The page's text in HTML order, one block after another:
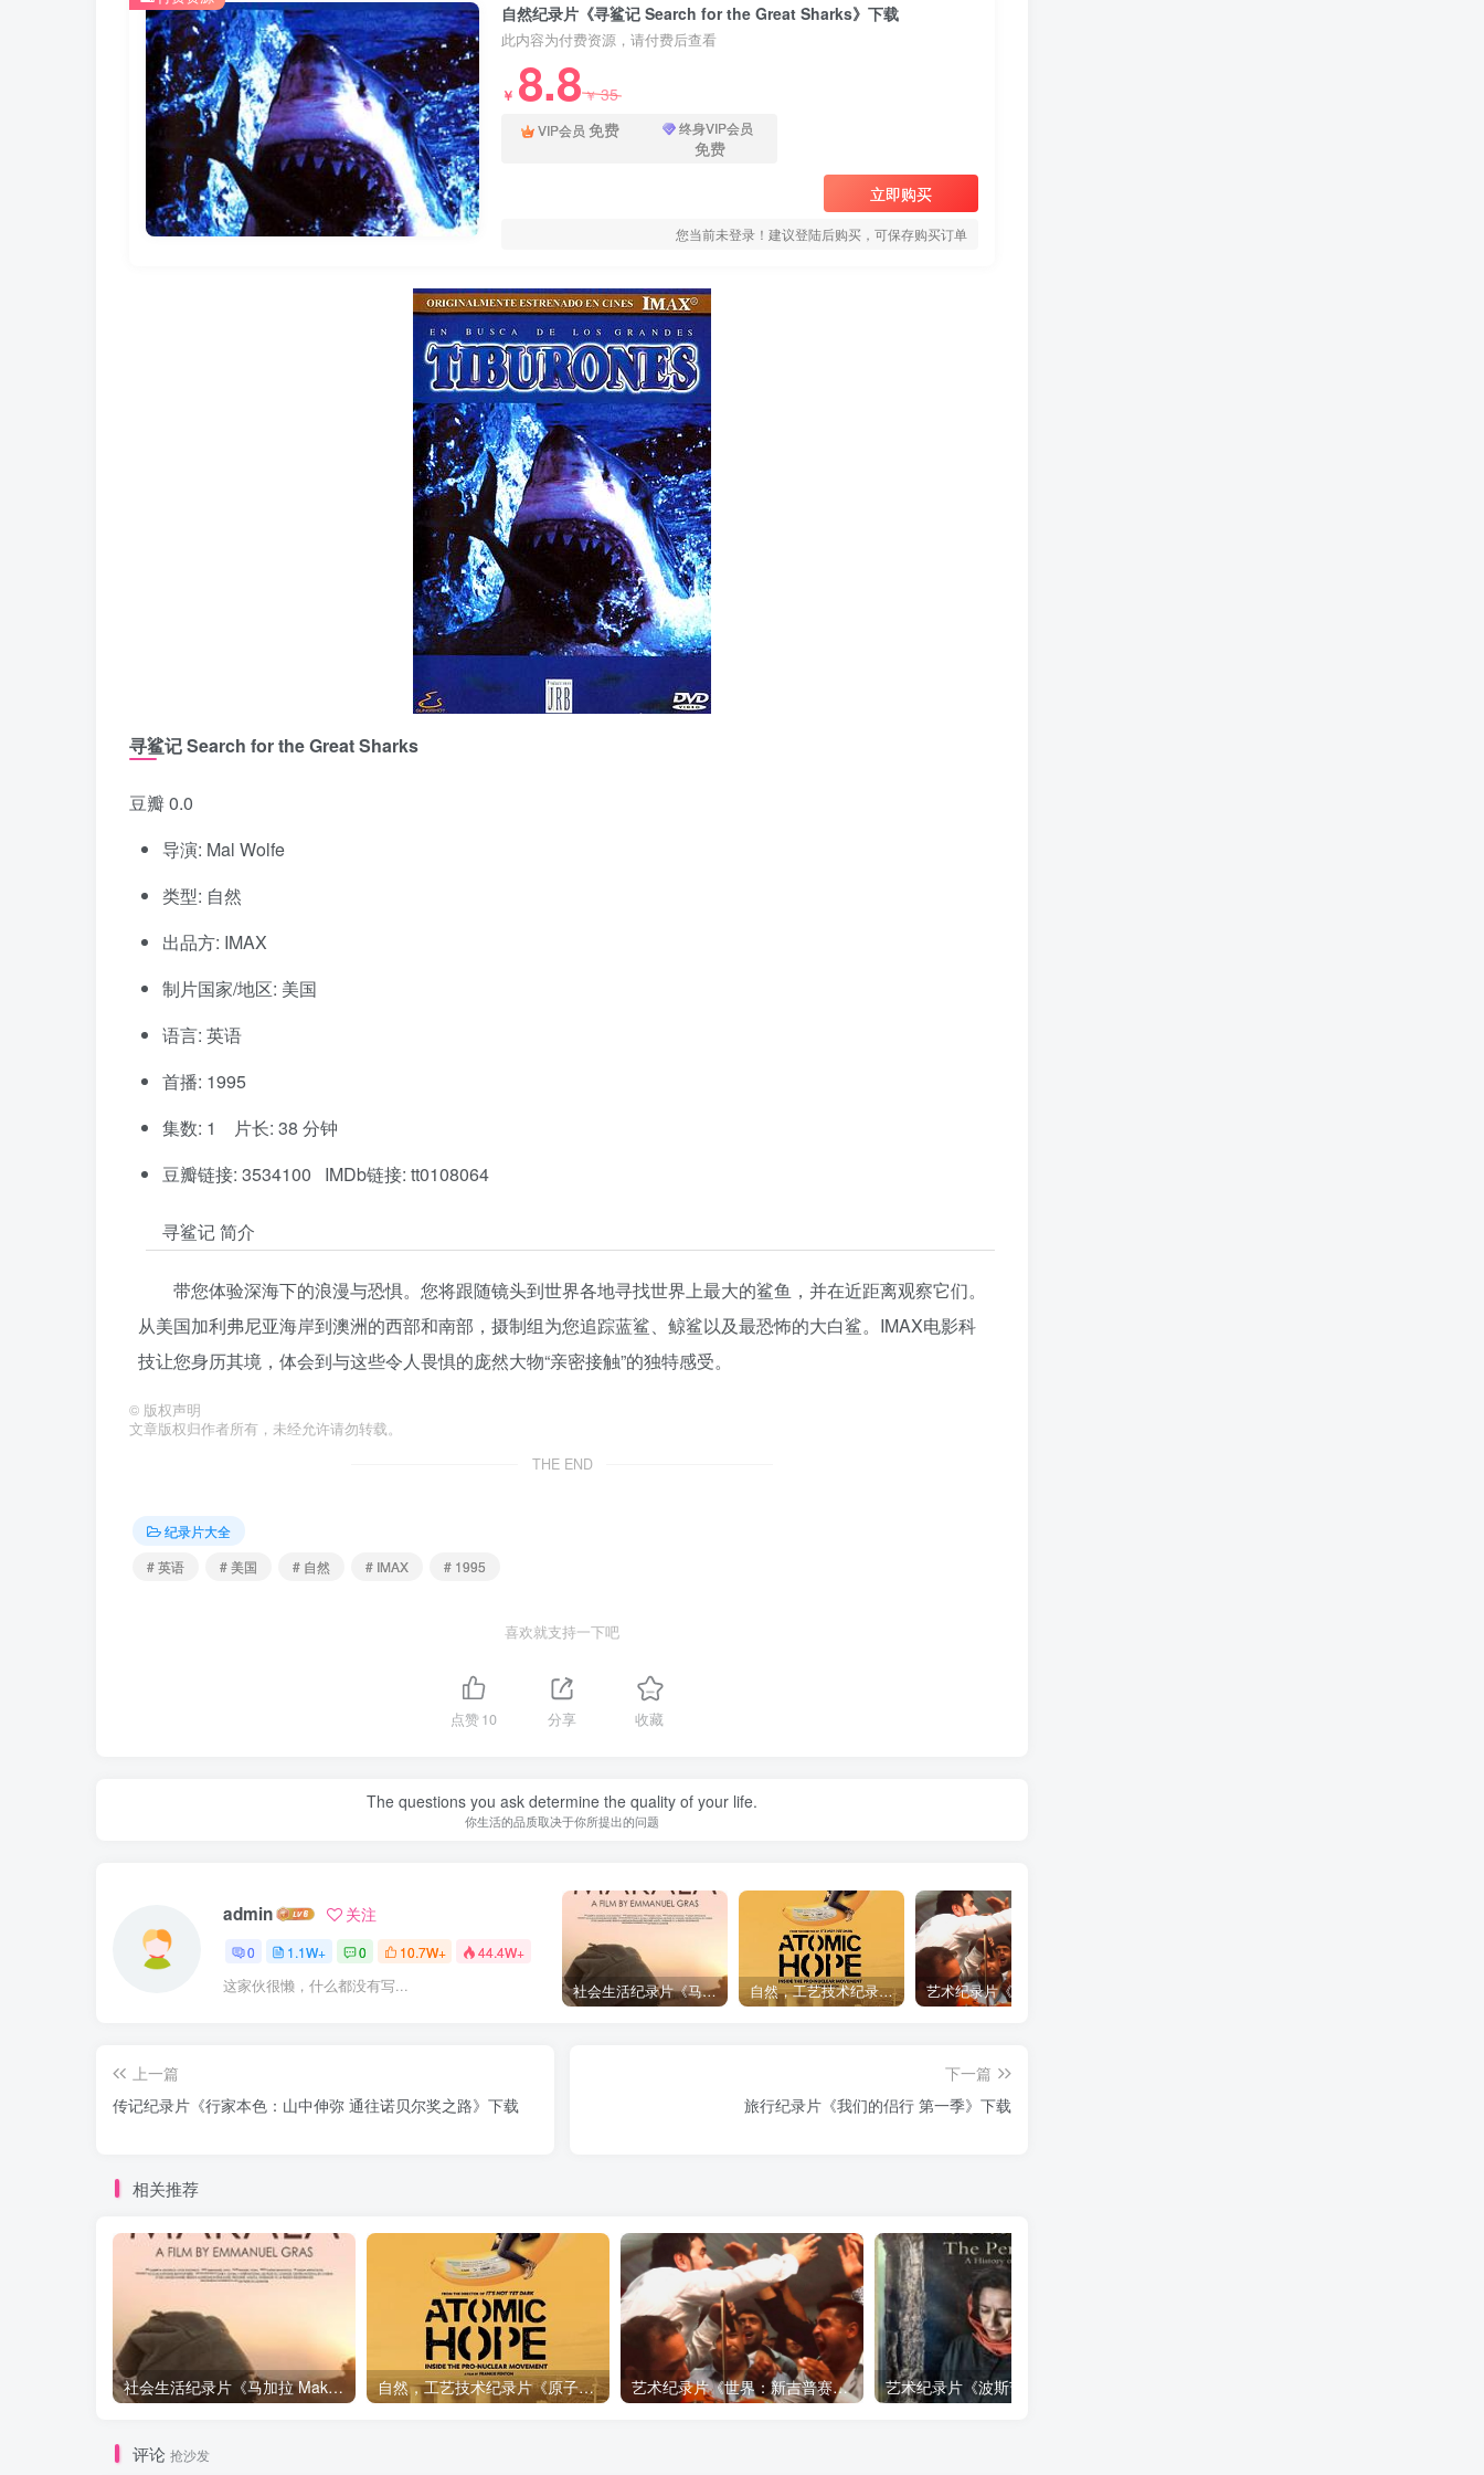
自然纪录片《寻鲨记 Search for the Great Sharks》下载
此内容为付费资源，请付费后查看
￥ 8.8￥35
VIP会员 免费 终身VIP会员
免费
立即购买
您当前未登录！建议登陆后购买，可保存购买订单
寻鲨记 Search for the Great Sharks
豆瓣 0.0
导演: Mal Wolfe
类型: 自然
出品方: IMAX
制片国家/地区: 美国
语言: 英语
首播: 1995
集数: 1 片长: 38 分钟
豆瓣链接: 3534100 IMDb链接: tt0108064
寻鲨记 简介
带您体验深海下的浪漫与恐惧。您将跟随镜头到世界各地寻找世界上最大的鲨鱼，并在近距离观察它们。
从美国加利弗尼亚海岸到澳洲的西部和南部，摄制组为您追踪蓝鲨、鲸鲨以及最恐怖的大白鲨。IMAX电影科
技让您身历其境，体会到与这些令人畏惧的庞然大物“亲密接触”的独特感受。
© 版权声明
文章版权归作者所有，未经允许请勿转载。
THE END
纪录片大全
# 英语
# 美国 # 自然 # IMAX # 1995
喜欢就支持一下吧
点赞10 分享 收藏
The questions you ask determine the quality of your life.
你生活的品质取决于你所提出的问题
admin 关注
0 1.1W+ 0 10.7W+ 44.4W+
这家伙很懒，什么都没有写... 社会生活纪录片《马加拉 Makala》下载 自然，工艺技术纪录片《原子能的希望 Atomic Hope – Inside the Pro-Nuclear Movement》下载
上一篇
传记纪录片《行家本色：山中伸弥 通往诺贝尔奖之路》下载
下一篇
旅行纪录片《我们的侣行 第一季》下载
相关推荐
社会生活纪录片《马加拉 Makala》下载 自然，工艺技术纪录片《原子能的希望 Atomic Hope – Inside the Pro-Nuclear Movement》下载 艺术纪录片《世界：新吉普赛之王 This World: The New Gypsy Kings》下载
评论 抢沙发